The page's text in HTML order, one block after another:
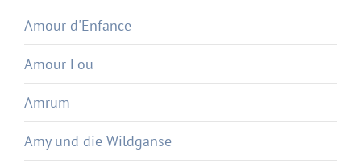
Amour d'Enfance
Amour Fou
Amrum
Amy und die Wildgänse